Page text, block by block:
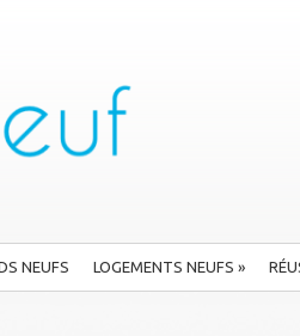
NEUFS LOGEMENTS NEUFS »